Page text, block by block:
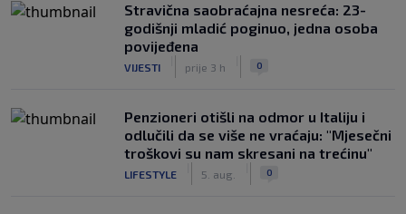
Stravična saobraćajna nesreća: 23-
godišnji mladić poginuo, jedna osoba
povijeđena
VIJESTI prije 3 h 0
Penzioneri otišli na odmor u Italiju i
odlučili da se više ne vraćaju: "Mjesečni
troškovi su nam skresani na trećinu"
LIFESTYLE 5. aug. 0